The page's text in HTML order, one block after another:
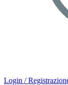
Login /